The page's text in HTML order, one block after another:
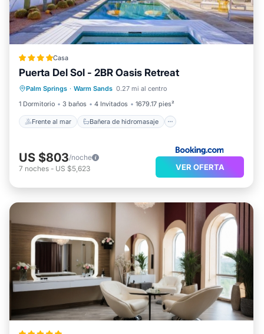
Casa
Puerta Del Sol - 2BR Oasis Retreat
Palm Springs · Warm Sands 0.27 mi al centro
1 Dormitorio
3 baños 4 Invitados 1679.17 pies²
Frente al mar Bañera de hidromasaje
Frente al mar
Bañera de hidromasaje
Aparcamiento
Piscina
US $803/noche
7 noches - US $5,623 VER OFERTA